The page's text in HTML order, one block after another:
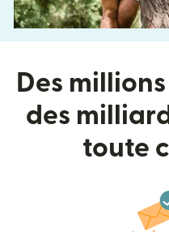
Des
des
toute